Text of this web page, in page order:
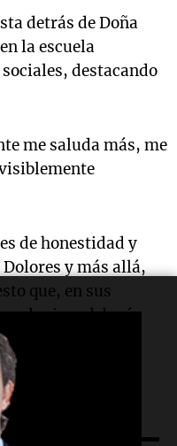
detrás de Doña
la escuela
destacando
me saluda más, me
de honestidad y
y más allá,
que, en sus
debería